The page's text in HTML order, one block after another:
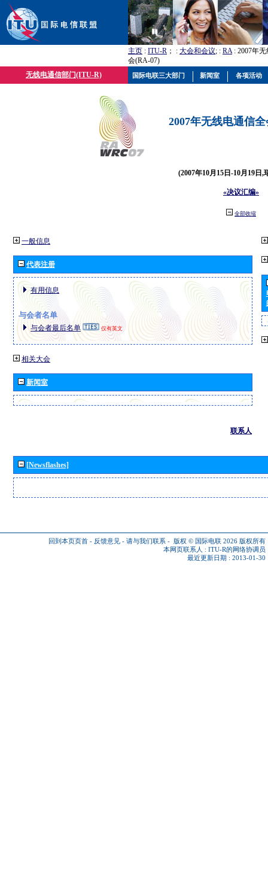
主页 : ITU-R ； : 大会和会议; : RA: 2007年
会(RA-07)
无线电通信部门(ITU-R)
2007年无线电通信
(2007年10月15日-10月19日,
«决议汇编»
全部收缩
一般信息
代表注册
有用信息
与会者名单
与会者最后名单 仅有英文
相关大会
新闻室
联系人
[Newsflashes]
回到本页页首 - 反馈意见 - 请与我们联系 - 版权 © 国际电联 2026 版权所有
本网页联系人 : ITU-R的网络协调员
最近更新日期 : 2013-01-30
国际电联三大部门 新闻室 各项活动